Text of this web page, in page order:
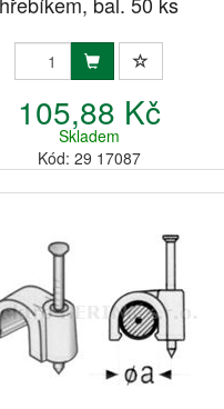
105,88 Kč
Skladem
Kód: 29 17087